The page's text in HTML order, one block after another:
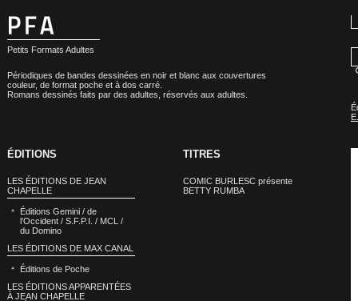
Petits Formats Adultes
Périodiques de bandes dessinées en noir et blanc aux couvertures
couleur, de format poche et à dos carré.
Romans dessinés faits par des adultes, réservés aux adultes.
ÉDITIONS
LES ÉDITIONS DE JEAN
CHAPELLE
Éditions Gemini / de
l’Occident / S.F.P.I. / MCL /
du Domino
LES ÉDITIONS DE MAX CANAL
Éditions de Poche
LES ÉDITIONS APPARENTÉES
À JEAN CHAPELLE
TITRES
COMIC BURLESC présente
BETTY RUMBA